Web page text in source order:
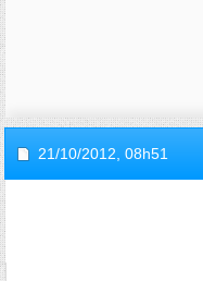
21/10/2012, 08h51